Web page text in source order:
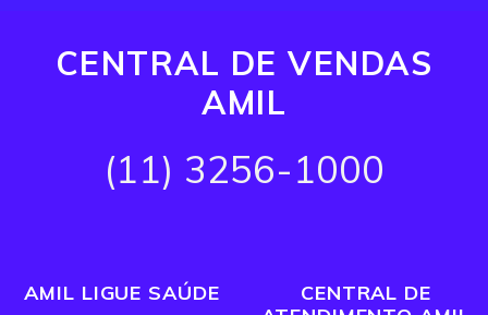
CENTRAL DE VENDAS
AMIL
(11) 3256-1000
AMIL LIGUE SAÚDE
CENTRAL DE